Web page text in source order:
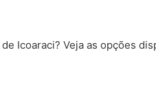
de Icoaraci? Veja as opções